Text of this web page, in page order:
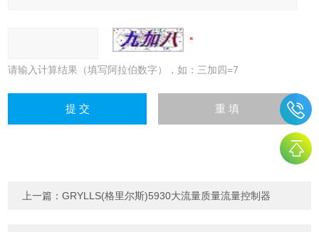
请输入计算结果（填写阿拉伯数字），如：三加四=7
上一篇：GRYLLS(格里尔斯)5930大流量质量流量控制器